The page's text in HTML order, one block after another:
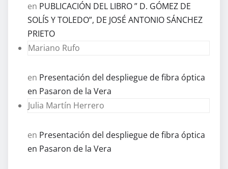
en PUBLICACIÓN DEL LIBRO ” D. GÓMEZ DE
SOLÍS Y TOLEDO”, DE JOSÉ ANTONIO SÁNCHEZ
PRIETO
Mariano Rufo
en Presentación del despliegue de fibra óptica
en Pasaron de la Vera
Julia Martín Herrero
en Presentación del despliegue de fibra óptica
en Pasaron de la Vera